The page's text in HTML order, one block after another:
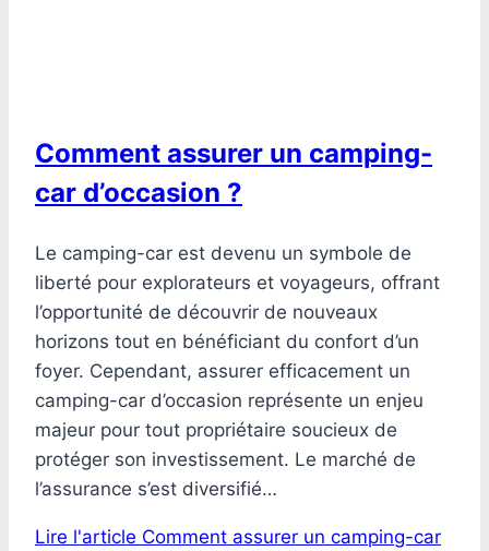
Comment assurer un camping-
car d’occasion ?
Le camping-car est devenu un symbole de
liberté pour explorateurs et voyageurs, offrant
l’opportunité de découvrir de nouveaux
horizons tout en bénéficiant du confort d’un
foyer. Cependant, assurer efficacement un
camping-car d’occasion représente un enjeu
majeur pour tout propriétaire soucieux de
protéger son investissement. Le marché de
l’assurance s’est diversifié…
Lire l'article Comment assurer un camping-car